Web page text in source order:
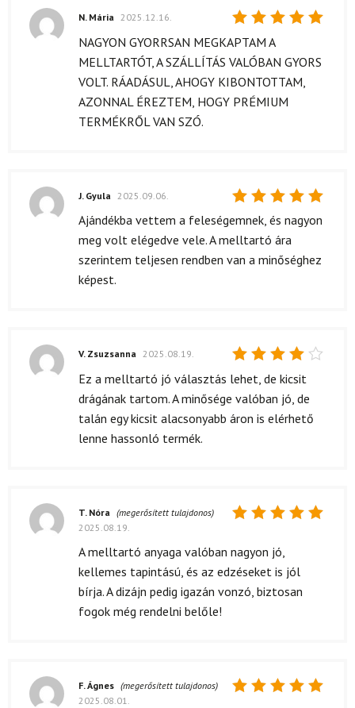
Értékelés:
/ 5
N. Mária 2025.12.16.
NAGYON GYORRSAN MEGKAPTAM A
MELLTARTÓT, A SZÁLLÍTÁS VALÓBAN GYORS
VOLT. RÁADÁSUL, AHOGY KIBONTOTTAM,
AZONNAL ÉREZTEM, HOGY PRÉMIUM
TERMÉKRŐL VAN SZÓ.
Értékelés:
/ 5
J. Gyula 2025.09.06.
Ajándékba vettem a feleségemnek, és nagyon
meg volt elégedve vele. A melltartó ára
szerintem teljesen rendben van a minőséghez
képest.
Értékelés:
/ 5
V. Zsuzsanna 2025.08.19.
Ez a melltartó jó választás lehet, de kicsit
drágának tartom. A minősége valóban jó, de
talán egy kicsit alacsonyabb áron is elérhető
lenne hassonló termék.
5/ 5
T. Nóra (megerősített tulajdonos)
2025.08.19.
A melltartó anyaga valóban nagyon jó,
kellemes tapintású, és az edzéseket is jól
bírja. A dizájn pedig igazán vonzó, biztosan
fogok még rendelni belőle!
F. Ágnes (megerősített tulajdonos)
2025.08.01.